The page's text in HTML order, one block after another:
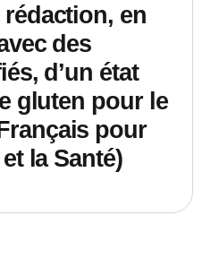
en
des
d’un état
gluten pour le
pour
la Santé)